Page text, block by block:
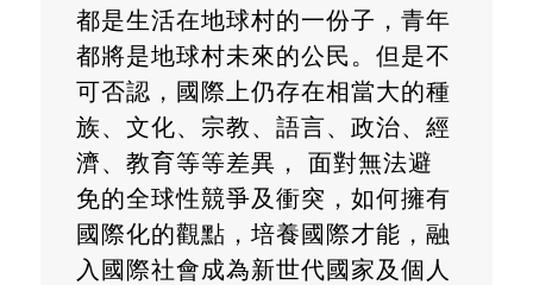
都是生活在地球村的一份子，青年
都將是地球村未來的公民。但是不
可否認，國際上仍存在相當大的種
族、文化、宗教、語言、政治、經
濟、教育等等差異， 面對無法避
免的全球性競爭及衝突，如何擁有
國際化的觀點，培養國際才能，融
入國際社會成為新世代國家及個人